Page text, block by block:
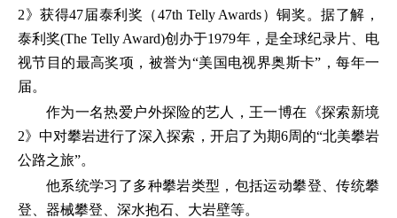
2》获得47届泰利奖（47th Telly Awards）铜奖。据了解，
泰利奖(The Telly Award)创办于1979年，是全球纪录片、电
视节目的最高奖项，被誉为“美国电视界奥斯卡”，每年一
届。
作为一名热爱户外探险的艺人，王一博在《探索新境
2》中对攀岩进行了深入探索，开启了为期6周的“北美攀岩
公路之旅”。
他系统学习了多种攀岩类型，包括运动攀登、传统攀
登、器械攀登、深水抱石、大岩壁等。